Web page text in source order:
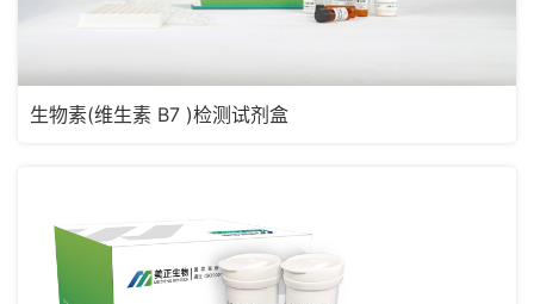
生物素(维生素 B7 )检测试剂盒